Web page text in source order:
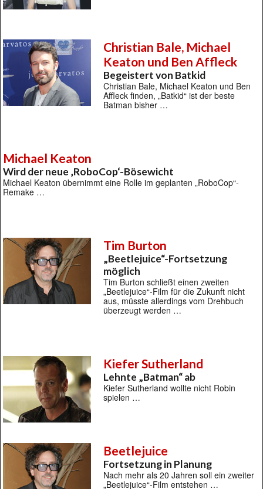
Christian Bale, Michael
Keaton und Ben Affleck
Begeistert von Batkid
Christian Bale, Michael Keaton und Ben
Affleck finden, „Batkid“ ist der beste
Batman bisher …
Michael Keaton
Wird der neue ‚RoboCop‘-Bösewicht
Michael Keaton übernimmt eine Rolle im geplanten „RoboCop“-
Remake …
Tim Burton
„Beetlejuice“-Fortsetzung
möglich
Tim Burton schließt einen zweiten
„Beetlejuice“-Film für die Zukunft nicht
aus, müsste allerdings vom Drehbuch
überzeugt werden …
Kiefer Sutherland
Lehnte „Batman“ ab
Kiefer Sutherland wollte nicht Robin
spielen …
Beetlejuice
Fortsetzung in Planung
Nach mehr als 20 Jahren soll ein zweiter
„Beetlejuice“-Film entstehen …